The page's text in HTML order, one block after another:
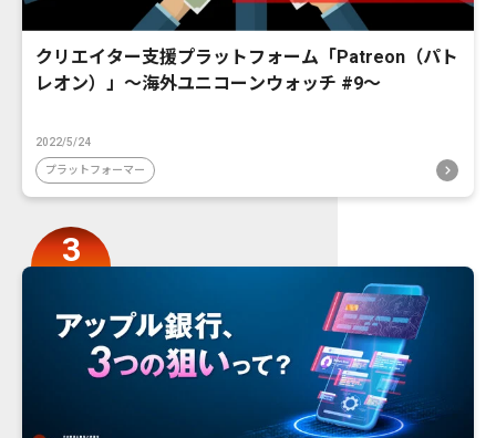
クリエイター支援プラットフォーム「Patreon（パト
レオン）」〜海外ユニコーンウォッチ #9〜
2022/5/24
プラットフォーマー